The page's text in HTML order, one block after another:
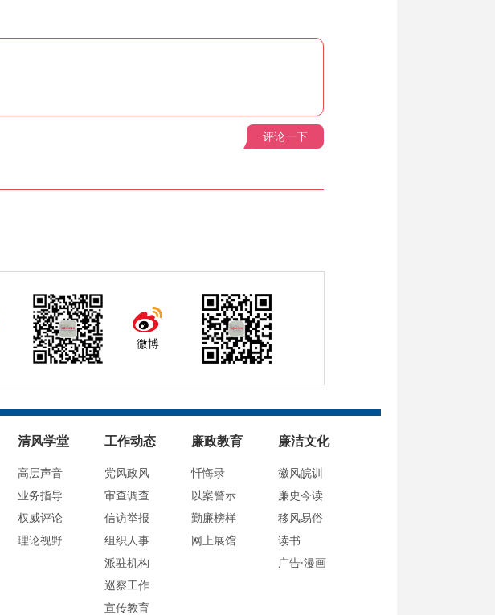
评论一下
微博
清风学堂
高层声音
业务指导
权威评论
理论视野
工作动态
党风政风
审查调查
信访举报
组织人事
派驻机构
巡察工作
宣传教育
廉政教育
忏悔录
以案警示
勤廉榜样
网上展馆
廉洁文化
徽风皖训
廉史今读
移风易俗
读书
广告·漫画